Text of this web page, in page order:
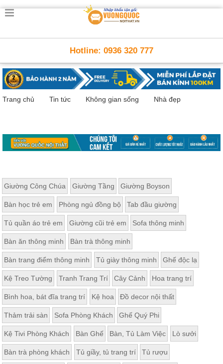
Trang
Thông
Minh
Nội
thông
Thất
Trẻ
tầng,
bàn
Nội
Thất
Phòng
Khách
Sofa,
tủ
rượu,
trà...
Nội
Thất
Phòng
Ngủ
Giường
ngủ, tủ
Hotline: 0936 320 777
Trang chủ Tin tức Không gian sống Nhà đẹp
Giường Công Chúa Giường Tầng Giường Boyson
Bàn học trẻ em Phòng ngủ đồng bộ Tab đầu giường
Tủ quần áo trẻ em Giường cũi trẻ em Sofa thông minh
Bàn ăn thông minh Bàn trà thông minh
Bàn trang điểm thông minh Tủ giày thông minh Ghế độc lạ
Kệ Treo Tường Tranh Trang Trí Cây Cảnh Hoa trang trí
Bình hoa, bát đĩa trang trí Kệ hoa Đồ decor nội thất
Thảm trải sàn Sofa Phòng Khách Ghế Quý Phi
Kệ Tivi Phòng Khách Bàn Ghế Bàn, Tủ Làm Việc Lò sưởi
Bàn trà phòng khách Tủ giầy, tủ trang trí Tủ rượu